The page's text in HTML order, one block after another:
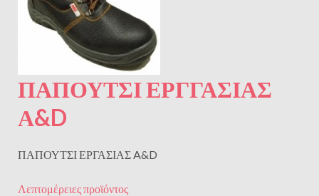
ΠΑΠΟΥΤΣΙ ΕΡΓΓΑΣΙΑΣ
Α&D
ΠΑΠΟΥΤΣΙ ΕΡΓΑΣΙΑΣ A&D
Λεπτομέρειες προϊόντος